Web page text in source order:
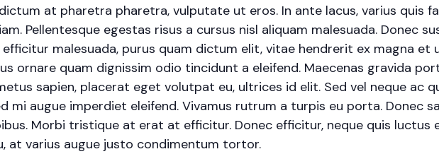
at pharetra pharetra, vulputate ut eros. In ante lacus, varius quis
Pellentesque egestas risus a cursus nisl aliquam malesuada. Donec
malesuada, purus quam dictum elit, vitae hendrerit ex magna et
ornare quam dignissim odio tincidunt a eleifend. Maecenas gravida
sapien, placerat eget volutpat eu, ultrices id elit. Sed vel neque ac
mi augue imperdiet eleifend. Vivamus rutrum a turpis eu porta.
Morbi tristique at erat at efficitur. Donec efficitur, neque quis luctus
at varius augue justo condimentum tortor.